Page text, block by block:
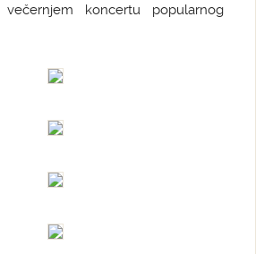
koncertu popularnog